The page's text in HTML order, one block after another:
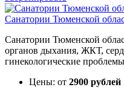
Санатории Тюменской
Санатории Тюменской
органов дыхания, ЖКТ,
гинекологические
Цены: от 2900 рублей